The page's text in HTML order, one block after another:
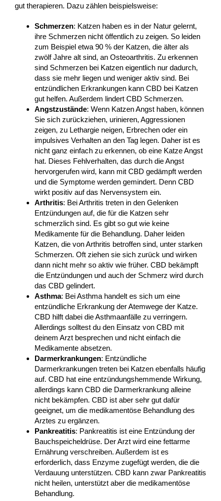
gut therapieren. Dazu zählen beispielsweise:
Schmerzen: Katzen haben es in der Natur gelernt,
ihre Schmerzen nicht öffentlich zu zeigen. So leiden
zum Beispiel etwa 90 % der Katzen, die älter als
zwölf Jahre alt sind, an Osteoarthritis. Zu erkennen
sind Schmerzen bei Katzen eigentlich nur dadurch,
dass sie mehr liegen und weniger aktiv sind. Bei
entzündlichen Erkrankungen kann CBD bei Katzen
gut helfen. Außerdem lindert CBD Schmerzen.
Angstzustände: Wenn Katzen Angst haben, können
Sie sich zurückziehen, urinieren, Aggressionen
zeigen, zu Lethargie neigen, Erbrechen oder ein
impulsives Verhalten an den Tag legen. Daher ist es
nicht ganz einfach zu erkennen, ob eine Katze Angst
hat. Dieses Fehlverhalten, das durch die Angst
hervorgerufen wird, kann mit CBD gedämpft werden
und die Symptome werden gemindert. Denn CBD
wirkt positiv auf das Nervensystem ein.
Arthritis: Bei Arthritis treten in den Gelenken
Entzündungen auf, die für die Katzen sehr
schmerzlich sind. Es gibt so gut wie keine
Medikamente für die Behandlung. Daher leiden
Katzen, die von Arthritis betroffen sind, unter starken
Schmerzen. Oft ziehen sie sich zurück und wirken
dann nicht mehr so aktiv wie früher. CBD bekämpft
die Entzündungen und auch der Schmerz wird durch
das CBD gelindert.
Asthma: Bei Asthma handelt es sich um eine
entzündliche Erkrankung der Atemwege der Katze.
CBD hilft dabei die Asthmaanfälle zu verringern.
Allerdings solltest du den Einsatz von CBD mit
deinem Arzt besprechen und nicht einfach die
Medikamente absetzen.
Darmerkrankungen: Entzündliche
Darmerkrankungen treten bei Katzen ebenfalls häufig
auf. CBD hat eine entzündungshemmende Wirkung,
allerdings kann CBD die Darmerkrankung alleine
nicht bekämpfen. CBD ist aber sehr gut dafür
geeignet, um die medikamentöse Behandlung des
Arztes zu ergänzen.
Pankreatitis: Pankreatitis ist eine Entzündung der
Bauchspeicheldrüse. Der Arzt wird eine fettarme
Ernährung verschreiben. Außerdem ist es
erforderlich, dass Enzyme zugefügt werden, die die
Verdauung unterstützen. CBD kann zwar Pankreatitis
nicht heilen, unterstützt aber die medikamentöse
Behandlung.